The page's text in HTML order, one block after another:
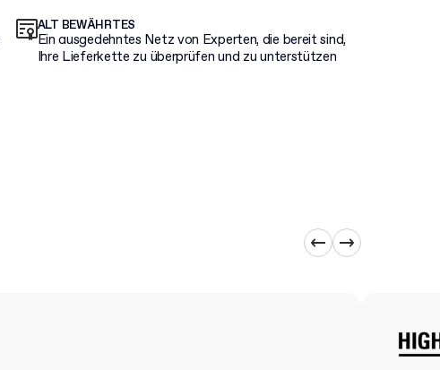
ALT BEWÄHRTES
Ein ausgedehntes Netz von Experten, die bereit sind,
Ihre Lieferkette zu überprüfen und zu unterstützen